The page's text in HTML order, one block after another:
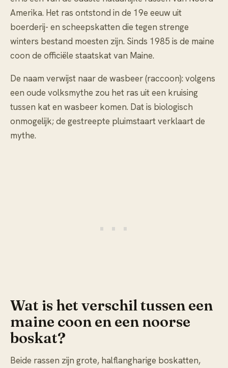
Amerika. Het ras ontstond in de 19e eeuw uit
boerderij- en scheepskatten die tegen strenge
winters bestand moesten zijn. Sinds 1985 is de maine
coon de officiële staatskat van Maine.
De naam verwijst naar de wasbeer (raccoon): volgens
een oude volksmythe zou het ras uit een kruising
tussen kat en wasbeer komen. Dat is biologisch
onmogelijk; de gestreepte pluimstaart verklaart de
mythe.
Wat is het verschil tussen een
maine coon en een noorse
boskat?
Beide rassen zijn grote, halflangharige boskatten,